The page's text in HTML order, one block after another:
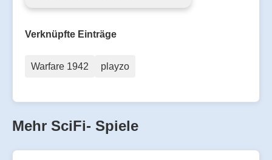
Verknüpfte Einträge
Warfare 1942 playzo
Mehr SciFi- Spiele